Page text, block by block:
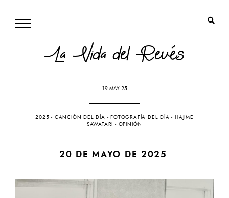
La Vida del Revés
19 MAY 25
2025 - CANCIÓN DEL DÍA -FOTOGRAFÍA DEL DÍA -HAJIME
SAWATARI - OPINIÓN
20 DE MAYO DE 2025